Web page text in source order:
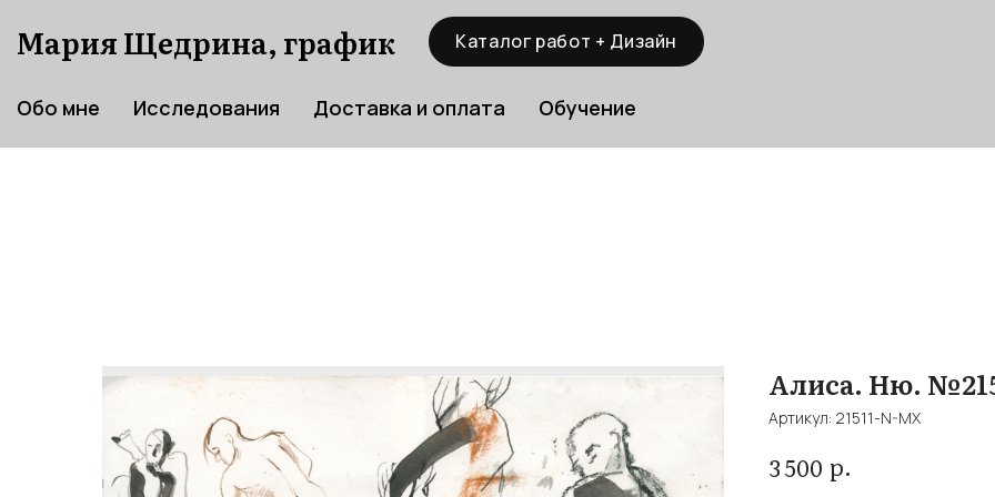
Мария Щедрина, график Каталог работ + Дизайн
Обо мне Исследования Доставка и оплата Обучение
Алиса. Ню.
Артикул: 21511-N-MX
3 500 р.